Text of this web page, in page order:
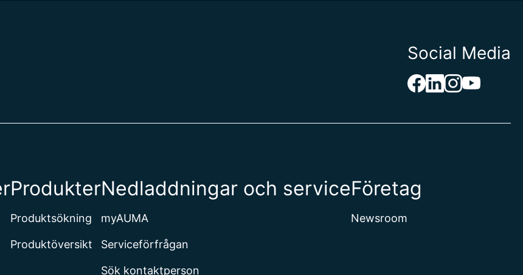
Social Media
Produkter
Produktsökning
Produktöversikt
Nedladdningar och service
myAUMA
Serviceförfrågan
Sök kontaktperson
Företag
Newsroom